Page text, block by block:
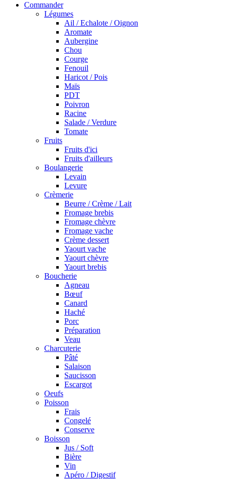
Commander
Légumes
Ail / Echalote / Oignon
Aromate
Aubergine
Chou
Courge
Fenouil
Haricot / Pois
Maïs
PDT
Poivron
Racine
Salade / Verdure
Tomate
Fruits
Fruits d'ici
Fruits d'ailleurs
Boulangerie
Levain
Levure
Crèmerie
Beurre / Crème / Lait
Fromage brebis
Fromage chèvre
Fromage vache
Crème dessert
Yaourt vache
Yaourt chèvre
Yaourt brebis
Boucherie
Agneau
Bœuf
Canard
Haché
Porc
Préparation
Veau
Charcuterie
Pâté
Salaison
Saucisson
Escargot
Oeufs
Poisson
Frais
Congelé
Conserve
Boisson
Jus / Soft
Bière
Vin
Apéro / Digestif